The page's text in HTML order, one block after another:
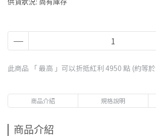
此商品 「 最高 」可以折抵紅利 4950 點 (約等於
商品介紹 規格說明
商品介紹